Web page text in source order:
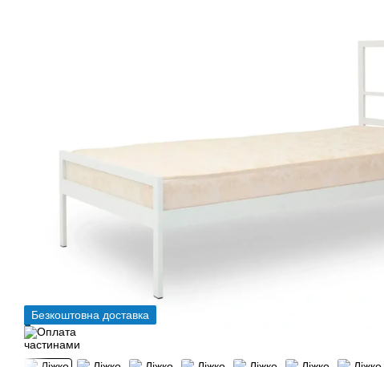
Безкоштовна доставка